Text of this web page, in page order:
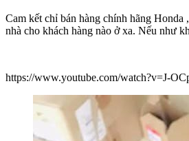
Cam kết chỉ bán hàng chính hãng
nhà cho khách hàng nào ở xa. Nếu như
https://www.youtube.com/watch?v=J-